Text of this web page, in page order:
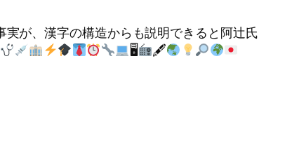
が、漢字の構造からも説明できると阿辻氏
🖥 🖋